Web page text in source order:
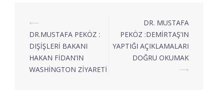
⟵
DR.MUSTAFA PEKÖZ :
DIŞİŞLERİ BAKANI
HAKAN FİDAN’IN
WASHİNGTON ZİYARETİ
DR. MUSTAFA
PEKÖZ :DEMİRTAŞ’IN
YAPTIĞI AÇIKLAMALARI
DOĞRU OKUMAK
⟶